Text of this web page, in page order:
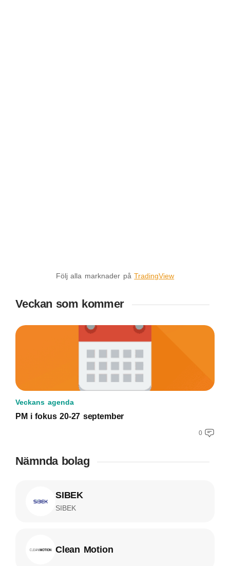
Följ alla marknader påTradingView
Veckan som kommer
Veckans agenda
PM i fokus 20-27 september
0
Nämnda bolag
SIBEK
SIBEK
Clean Motion